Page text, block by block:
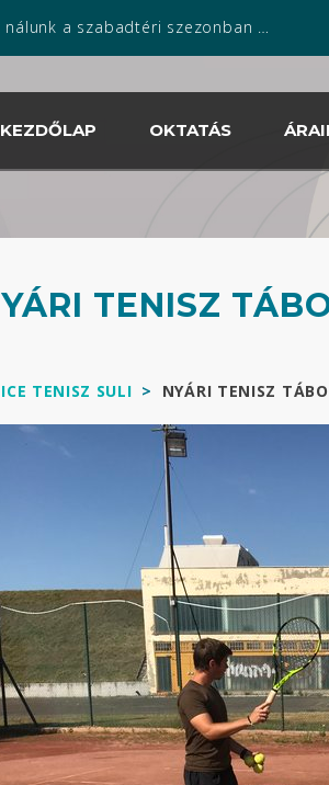
a szabadtéri szezonban is április 13.tól!
KEZDŐLAP OKTATÁS
TENISZ
TENISZ SULI > NYÁRI TENISZ